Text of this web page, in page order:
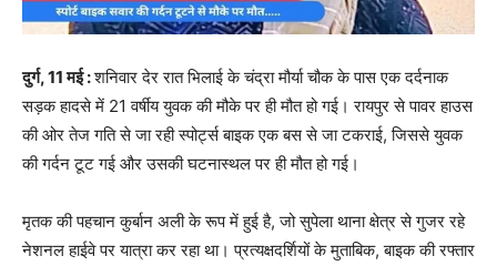
दुर्ग, 11 मई :शनिवार देर रात भिलाई के चंद्रा मौर्या चौक के पास एक दर्दनाक
सड़क हादसे में 21 वर्षीय युवक की मौके पर ही मौत हो गई। रायपुर से पावर हाउस
की ओर तेज गति से जा रही स्पोर्ट्स बाइक एक बस से जा टकराई, जिससे युवक
की गर्दन टूट गई और उसकी घटनास्थल पर ही मौत हो गई।
मृतक की पहचान कुर्बान अली के रूप में हुई है, जो सुपेला थाना क्षेत्र से गुजर रहे
नेशनल हाईवे पर यात्रा कर रहा था। प्रत्यक्षदर्शियों के मुताबिक, बाइक की रफ्तार